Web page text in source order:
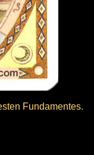
Fundamentes.